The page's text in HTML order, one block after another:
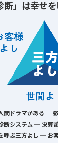
断」は幸せ
間ドラマがある ─
断システム ─ 決算
呼ぶ三方よし ─ お